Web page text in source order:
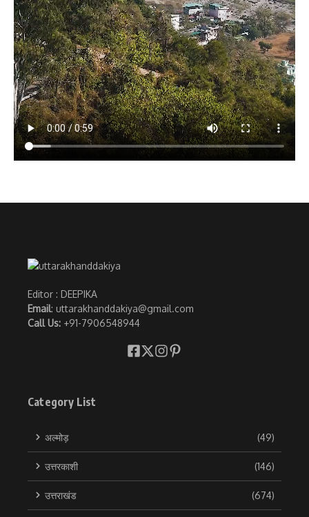
Editor : DEEPIKA
Email: uttarakhanddakiya@gmail.com
Call Us: +91-7906548944
Category List
अल्मोड़ (49)
उत्तरकाशी (146)
उत्तराखंड (674)